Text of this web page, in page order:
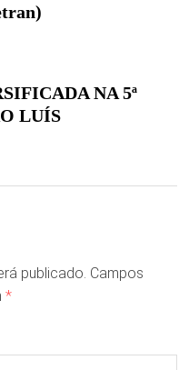
NA 5ª
LUÍS
publicado. Campos
*